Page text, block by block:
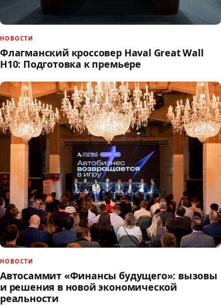
НОВОСТИ
Флагманский кроссовер Haval Great Wall
H10: Подготовка к премьере
НОВОСТИ
Автосаммит «Финансы будущего»: вызовы
и решения в новой экономической
реальности